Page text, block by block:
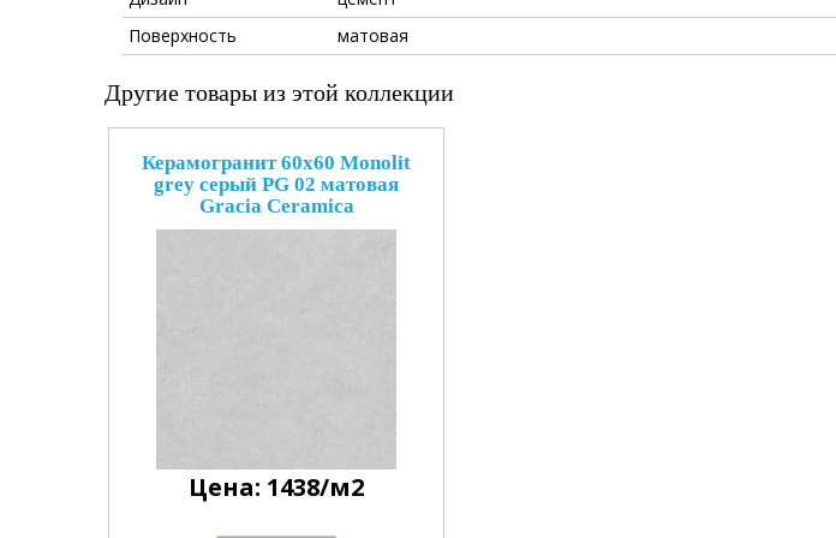
Поверхность
матовая
Другие товары из этой коллекции
Керамогранит 60x60 Monolit
grey серый PG 02 матовая
Gracia Ceramica
Цена: 1438/м2